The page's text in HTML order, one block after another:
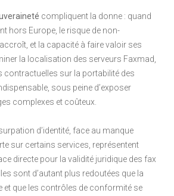
compliquent la donne : quand
hors Europe, le risque de non-
et la capacité à faire valoir ses
la localisation des serveurs Faxmad,
contractuelles sur la portabilité des
sous peine d’exposer
complexes et coûteux.
d’identité, face au manque
sur certains services, représentent
directe pour la validité juridique des fax
sont d’autant plus redoutées que la
et que les contrôles de conformité se